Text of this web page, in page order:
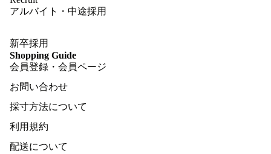
アルバイト・中途採用
新卒採用
Shopping Guide
会員登録・会員ページ
お問い合わせ
採寸方法について
利用規約
配送について